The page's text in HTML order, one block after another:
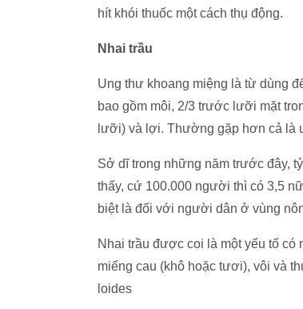
hít khói thuốc một cách thụ động.
Nhai trầu
Ung thư khoang miệng là từ dùng
bao gồm môi, 2/3 trước lưỡi mặt
lưỡi) và lợi. Thường gặp hơn cả là
Sở dĩ trong những năm trước đây,
thấy, cứ 100.000 người thì có 3,5
biệt là đối với người dân ở vùng
Nhai trầu được coi là một yếu tố
miếng cau (khô hoặc tươi), vôi và
loides